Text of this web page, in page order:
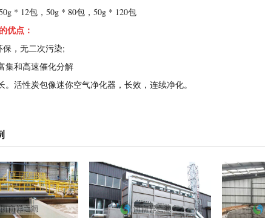
* 12包，50g * 80包，50g * 120包
优点：
保，无二次污染;
集和高速催化分解
。活性炭包像迷你空气净化器，长效，连续净化。